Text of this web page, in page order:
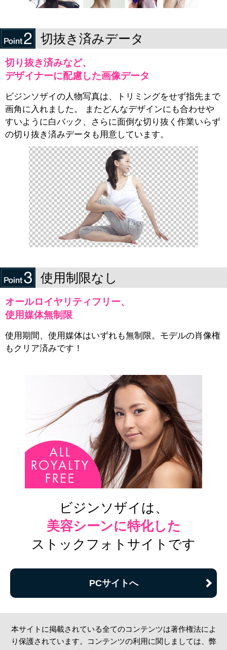
切抜き済みデータ
切り抜き済みなど、
デザイナーに配慮した画像データ
ビジンソザイの人物写真は、トリミングをせず指先まで
画角に入れました。 またどんなデザインにも合わせや
すいように白バック、さらに面倒な切り抜く作業いらず
の切り抜き済みデータも用意しています。
使用制限なし
オールロイヤリティフリー、
使用媒体無制限
使用期間、使用媒体はいずれも無制限。モデルの肖像権
もクリア済みです！
ビジンソザイは、
美容シーンに特化した
ストックフォトサイトです
PCサイトへ
本サイトに掲載されている全てのコンテンツは著作権法によ
り保護されています。コンテンツの利用に関しましては、弊